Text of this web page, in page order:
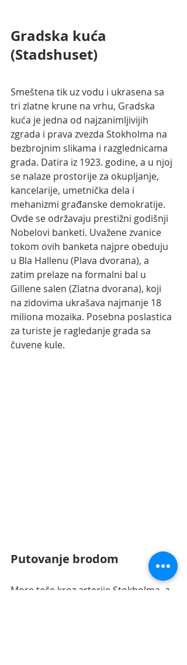
Gradska kuća
(Stadshuset)
Smeštena tik uz vodu i ukrasena sa
tri zlatne krune na vrhu, Gradska
kuća je jedna od najzanimljivijih
zgrada i prava zvezda Stokholma na
bezbrojnim slikama i razglednicama
grada. Datira iz 1923. godine, a u njoj
se nalaze prostorije za okupljanje,
kancelarije, umetnička dela i
mehanizmi građanske demokratije.
Ovde se održavaju prestižni godišnji
Nobelovi banketi. Uvažene zvanice
tokom ovih banketa najpre obeduju
u Bla Hallenu (Plava dvorana), a
zatim prelaze na formalni bal u
Gillene salen (Zlatna dvorana), koji
na zidovima ukrašava najmanje 18
miliona mozaika. Posebna poslastica
za turiste je ragledanje grada sa
čuvene kule.
Putovanje brodom
More teče kroz arterije Stokholma, a